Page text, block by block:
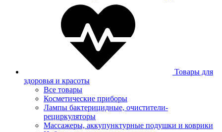
Товары для
здоровья и красоты
Все товары
Косметические приборы
Лампы бактерицидные, очистители-
рециркуляторы
Массажеры, аккупунктурные подушки и коврики